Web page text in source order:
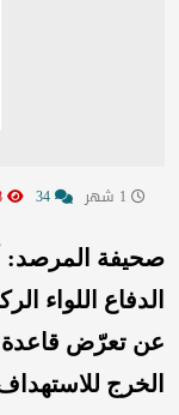
صحيفة المرصد:
الدفاع اللواء
عن تعرّض قاعدة
الخرج